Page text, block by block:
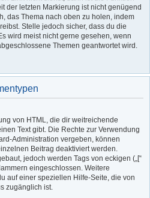
der letzten Markierung ist nicht genügend
das Thema nach oben zu holen, indem
Stelle jedoch sicher, dass du die
wird meist nicht gerne gesehen, wenn
Themen geantwortet wird.
von HTML, die dir weitreichende
Text gibt. Die Rechte zur Verwendung
Administration vergeben, können
Beitrag deaktiviert werden.
jedoch werden Tags von eckigen („[“
eingeschlossen. Weitere
auf einer speziellen Hilfe-Seite, die von
zugänglich ist.